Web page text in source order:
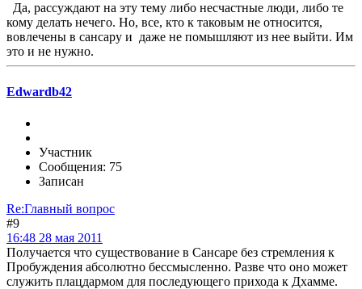
Да, рассуждают на эту тему либо несчастные люди, либо те
кому делать нечего. Но, все, кто к таковым не относится,
вовлечены в сансару и даже не помышляют из нее выйти. Им
это и не нужно.
Edwardb42
Участник
Сообщения: 75
Записан
Re:Главный вопрос
#9
16:48 28 мая 2011
Получается что существование в Сансаре без стремления к
Пробуждения абсолютно бессмысленно. Разве что оно может
служить плацдармом для последующего прихода к Дхамме.